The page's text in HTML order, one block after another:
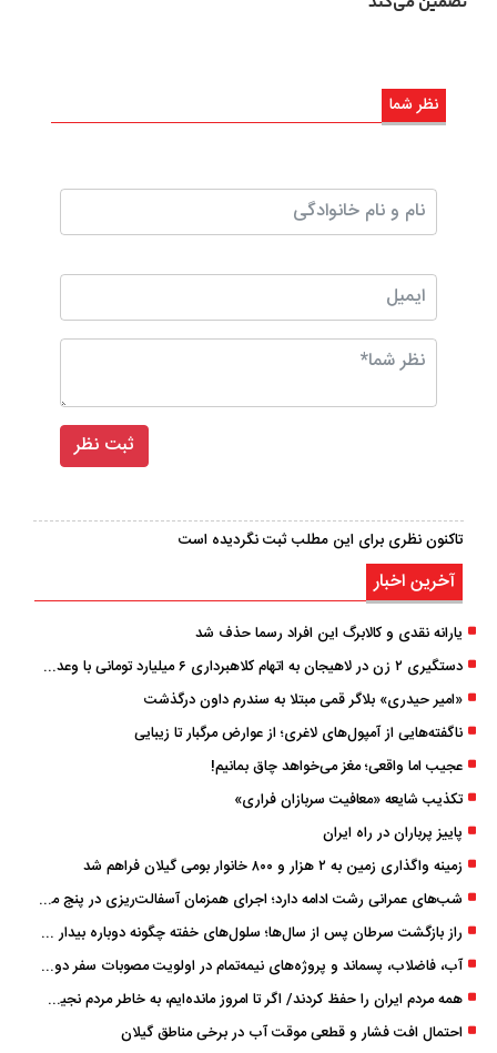
نظر شما
تاکنون نظری برای این مطلب ثبت نگردیده است
آخرین اخبار
یارانه نقدی و کالابرگ این افراد رسما حذف شد
دستگیری ۲ زن در لاهیجان به اتهام کلاهبرداری ۶ میلیارد تومانی با وعده وام
«امیر حیدری» بلاگر قمی مبتلا به سندرم داون درگذشت
ناگفته‌هایی از آمپول‌های لاغری؛ از عوارض مرگبار تا زیبایی
عجیب اما واقعی؛ مغز می‌خواهد چاق بمانیم!
تکذیب شایعه «معافیت سربازان فراری»
پاییز پرباران در راه ایران
زمینه واگذاری زمین به ۲ هزار و ۸۰۰ خانوار بومی گیلان فراهم شد
شب‌های عمرانی رشت ادامه دارد؛ اجرای همزمان آسفالت‌ریزی در پنج منطقه شهری
راز بازگشت سرطان پس از سال‌ها؛ سلول‌های خفته چگونه دوباره بیدار می‌شوند؟
آب، فاضلاب، پسماند و پروژه‌های نیمه‌تمام در اولویت مصوبات سفر دولت
همه مردم ایران را حفظ کردند/ اگر تا امروز مانده‌ایم، به ‌خاطر مردم نجیب ایران بوده است
احتمال افت فشار و قطعی موقت آب در برخی مناطق گیلان